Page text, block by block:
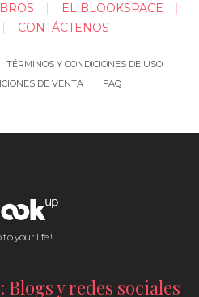
EL BLOOKSPACE
CONTÁCTENOS
TÉRMINOS Y CONDICIONES DE USO
DE VENTA
FAQ
to your life !
Blogs y redes sociales